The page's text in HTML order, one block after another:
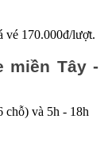
vé 170.000đ/lượt.
miền Tây -
chỗ) và 5h - 18h